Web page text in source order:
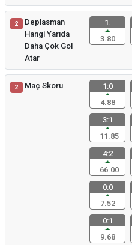
2
Deplasman
Hangi Yarıda
Daha Çok Gol
Atar
1.
3.80
2 Maç Skoru
1:0
4.88
3:1
11.85
4:2
66.00
0:0
7.52
0:1
9.68